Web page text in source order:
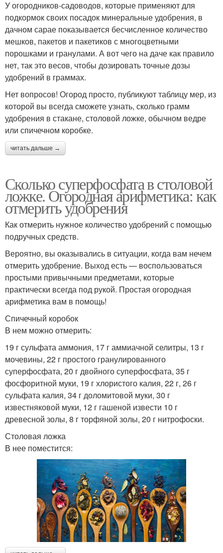
У огородников-садоводов, которые применяют для
подкормок своих посадок минеральные удобрения, в
дачном сарае показывается бесчисленное количество
мешков, пакетов и пакетиков с многоцветными
порошками и гранулами. А вот чего на даче как правило
нет, так это весов, чтобы дозировать точные дозы
удобрений в граммах.
Нет вопросов! Огород просто, публикуют таблицу мер, из
которой вы всегда сможете узнать, сколько грамм
удобрения в стакане, столовой ложке, обычном ведре
или спичечном коробке.
читать дальше →
Сколько суперфосфата в столовой
ложке. Огородная арифметика: как
отмерить удобрения
Как отмерить нужное количество удобрений с помощью
подручных средств.
Вероятно, вы оказывались в ситуации, когда вам нечем
отмерить удобрение. Выход есть — воспользоваться
простыми привычными предметами, которые
практически всегда под рукой. Простая огородная
арифметика вам в помощь!
Спичечный коробок
В нем можно отмерить:
19 г сульфата аммония, 17 г аммиачной селитры, 13 г
мочевины, 22 г простого гранулированного
суперфосфата, 20 г двойного суперфосфата, 35 г
фосфоритной муки, 19 г хлористого калия, 22 г, 26 г
сульфата калия, 34 г доломитовой муки, 30 г
известняковой муки, 12 г гашеной извести 10 г
древесной золы, 8 г торфяной золы, 20 г нитрофоски.
Столовая ложка
В нее поместится: